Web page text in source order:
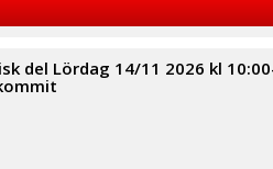
del Lördag 14/11 2026 kl